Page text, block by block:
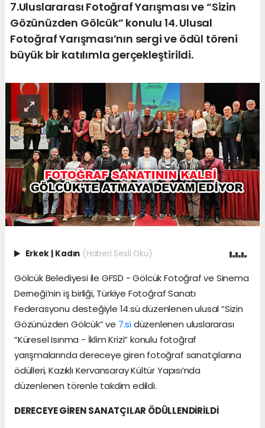
7.Uluslararası Fotoğraf Yarışması ve “Sizin
Gözünüzden Gölcük” konulu 14. Ulusal
Fotoğraf Yarışması’nın sergi ve ödül töreni
büyük bir katılımla gerçekleştirildi.
Erkek | Kadın (Haberi Sesli Oku)
Gölcük Belediyesi ile GFSD - Gölcük Fotoğraf ve Sinema
Derneği’nin iş birliği, Türkiye Fotoğraf Sanatı
Federasyonu desteğiyle 14.sü düzenlenen ulusal “Sizin
Gözünüzden Gölcük” ve 7.sidüzenlenen uluslararası
“Küresel Isınma - İklim Krizi” konulu fotoğraf
yarışmalarında dereceye giren fotoğraf sanatçılarına
ödülleri, Kazıklı Kervansaray Kültür Yapısı’nda
düzenlenen törenle takdim edildi.
DERECEYE GİREN SANATÇILAR ÖDÜLLENDİRİLDİ